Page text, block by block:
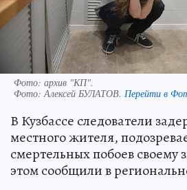
Фото: архив "КП".
Фото:Алексей БУЛАТОВ. Перейти в
В Кузбассе следователи
местного жителя,
смертельных побоев своему
этом сообщили в